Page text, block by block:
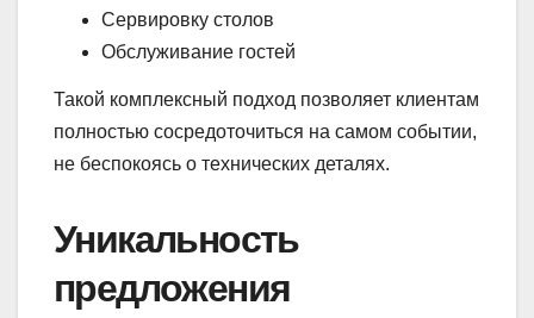
Сервировку столов
Обслуживание гостей
Такой комплексный подход позволяет клиентам
полностью сосредоточиться на самом событии,
не беспокоясь о технических деталях.
Уникальность
предложения